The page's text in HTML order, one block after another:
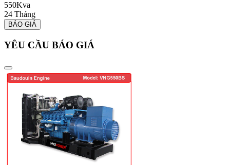
550Kva
24 Tháng
BÁO GIÁ
YÊU CẦU BÁO GIÁ